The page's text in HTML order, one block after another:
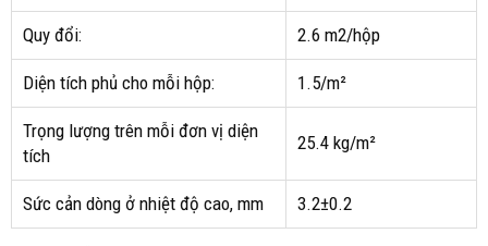
Quy đổi: 2.6 m2/hộp
Diện tích phủ cho mỗi hộp: 1.5/m²
Trọng lượng trên mỗi đơn vị diện
tích
25.4 kg/m²
Sức cản dòng ở nhiệt độ cao, mm 3.2±0.2